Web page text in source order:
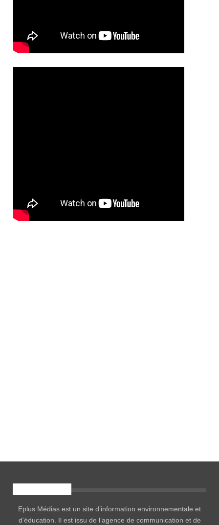
Eplus Médias est un site d’information environnementale et
d’éducation. Il est issu de l’agence de communication et de